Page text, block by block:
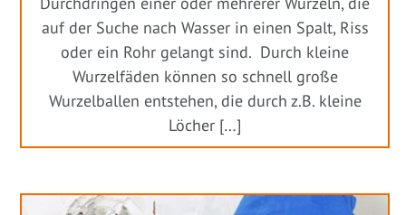
auf der Suche nach Wasser in einen Spalt, Riss
oder ein Rohr gelangt sind. Durch kleine
Wurzelfäden können so schnell große
Wurzelballen entstehen, die durch z.B. kleine
Löcher […]